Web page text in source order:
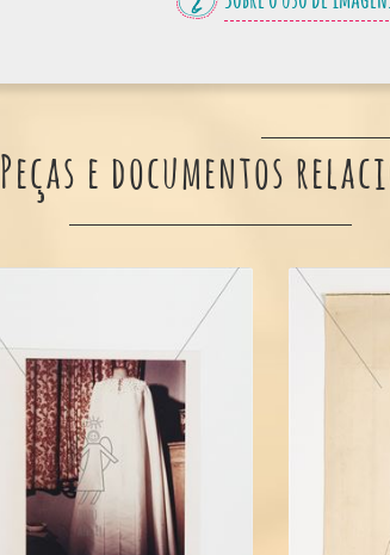
Peças e documentos